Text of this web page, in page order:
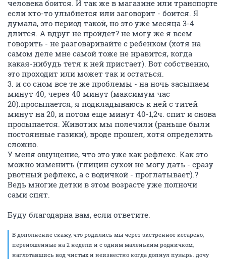
человека боится. И так же в магазине или транспорте
если кто-то улыбнется или заговорит - боится. Я
думала, это период такой, но это уже месяца 3-4
длится. А вдруг не пройдет? не могу же я всем
говорить - не разговаривайте с ребенком (хотя на
самом деле мне самой тоже не нравится, когда
какая-нибудь тетя к ней пристает). Вот собственно,
это проходит или может так и остаться.
3. и со сном все те же проблемы - на ночь засыпаем
минут 40, через 40 минут (максимум час
20).просыпается, я подкладываюсь к ней с титей
минут на 20, и потом еще минут 40-1,2ч. спит и снова
просыпается. Животик мы полечили (раньше были
постоянные газики), вроде прошел, хотя определить
сложно.
У меня ощущение, что это уже как рефлекс. Как это
можно изменить (глицин сухой не могу дать - сразу
рвотный рефлекс, а с водичкой - проглатывает).?
Ведь многие детки в этом возрасте уже полночи
сами спят.
Буду благодарна вам, если ответите.
В дополнение скажу, что родились мы через экстренное кесарево,
переношенные на 2 недели и с одним маленьким родничком,
наглотавшись вод чистых и неизвестно когда допнул пузырь. дочу